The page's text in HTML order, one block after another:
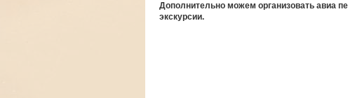
Дополнительно можем организовать авиа
экскурсии.